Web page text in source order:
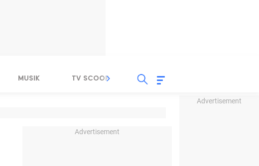
Advertisement
MUSIK TV SCOOP LIRIK
Advertisement